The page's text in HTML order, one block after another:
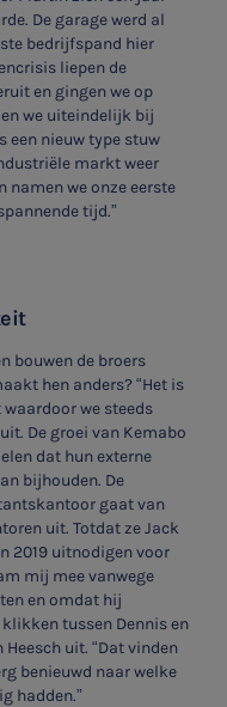
De garage werd al
bedrijfspand hier
liepen de
en gingen we op
we uiteindelijk bij
een nieuw type stuw
markt weer
namen we onze eerste
tijd.”
bouwen de broers
hen anders? “Het is
we steeds
De groei van Kemabo
dat hun externe
bijhouden. De
gaat van
uit. Totdat ze Jack
2019 uitnodigen voor
mij mee vanwege
en omdat hij
tussen Dennis en
uit. “Dat vinden
benieuwd naar welke
hadden.”